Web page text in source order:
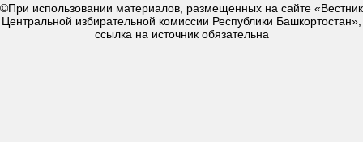
©При использовании материалов, размещенных на сайте «Вестник
Центральной избирательной комиссии Республики Башкортостан»,
ссылка на источник обязательна